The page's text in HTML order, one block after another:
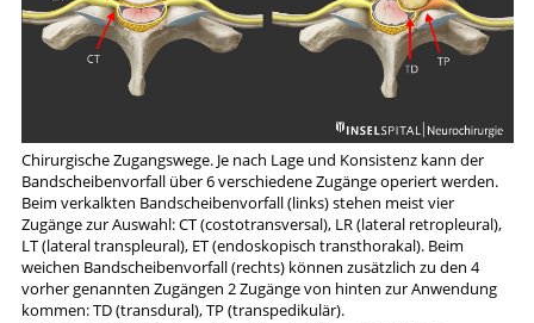
Chirurgische Zugangswege. Je nach Lage und Konsistenz kann der
Bandscheibenvorfall über 6 verschiedene Zugänge operiert werden.
Beim verkalkten Bandscheibenvorfall (links) stehen meist vier
Zugänge zur Auswahl: CT (costotransversal), LR (lateral retropleural),
LT (lateral transpleural), ET (endoskopisch transthorakal). Beim
weichen Bandscheibenvorfall (rechts) können zusätzlich zu den 4
vorher genannten Zugängen 2 Zugänge von hinten zur Anwendung
kommen: TD (transdural), TP (transpedikulär).